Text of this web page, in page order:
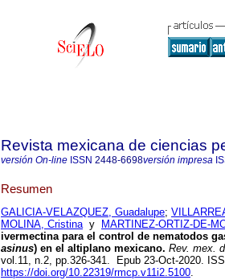
Revista mexicana de ciencias
versión On-line ISSN 2448-6698versión impresa
Resumen
GALICIA-VELAZQUEZ, Guadalupe;
MOLINA, Cristinay MARTINEZ-ORTIZ-DE-
ivermectina para el control de nematodos
asinus) en el altiplano mexicano. Rev. mex.
vol.11, n.2, pp.326-341. Epub 23-Oct-2020.
https://doi.org/10.22319/rmcp.v11i2.5100.